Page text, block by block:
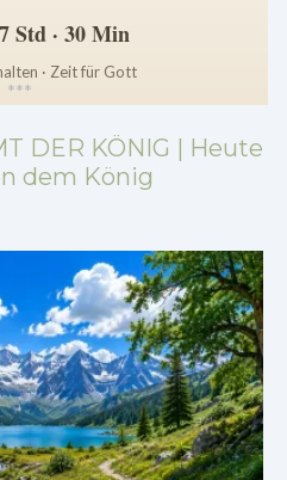
Std · 30 Min
· Zeit für Gott
***
DER KÖNIG | Heute
dem König